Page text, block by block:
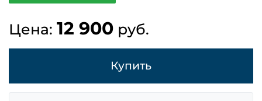
Цена: 12 900 руб.
Купить